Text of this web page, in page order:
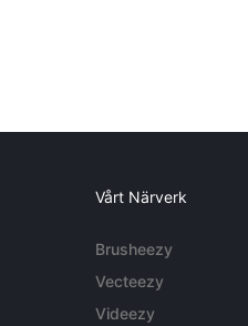
Vårt Närverk
Brusheezy
Vecteezy
Videezy